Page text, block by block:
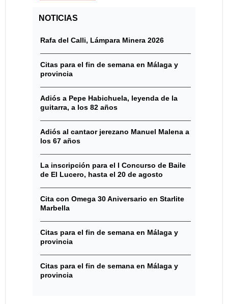
NOTICIAS
Rafa del Calli, Lámpara Minera 2026
Citas para el fin de semana en Málaga y
provincia
Adiós a Pepe Habichuela, leyenda de la
guitarra, a los 82 años
Adiós al cantaor jerezano Manuel Malena a
los 67 años
La inscripción para el I Concurso de Baile
de El Lucero, hasta el 20 de agosto
Cita con Omega 30 Aniversario en Starlite
Marbella
Citas para el fin de semana en Málaga y
provincia
Citas para el fin de semana en Málaga y
provincia